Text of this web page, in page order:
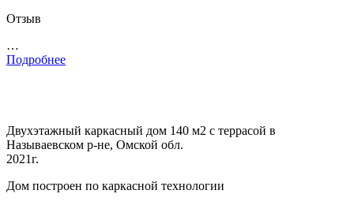
Отзыв
…
Подробнее
Двухэтажный каркасный дом 140 м2 с террасой в
Называевском р-не, Омской обл.
2021г.
Дом построен по каркасной технологии